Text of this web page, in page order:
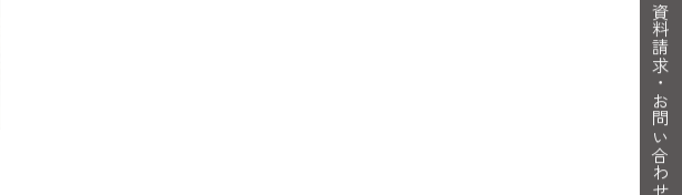
資料請求・
お問い合わせ